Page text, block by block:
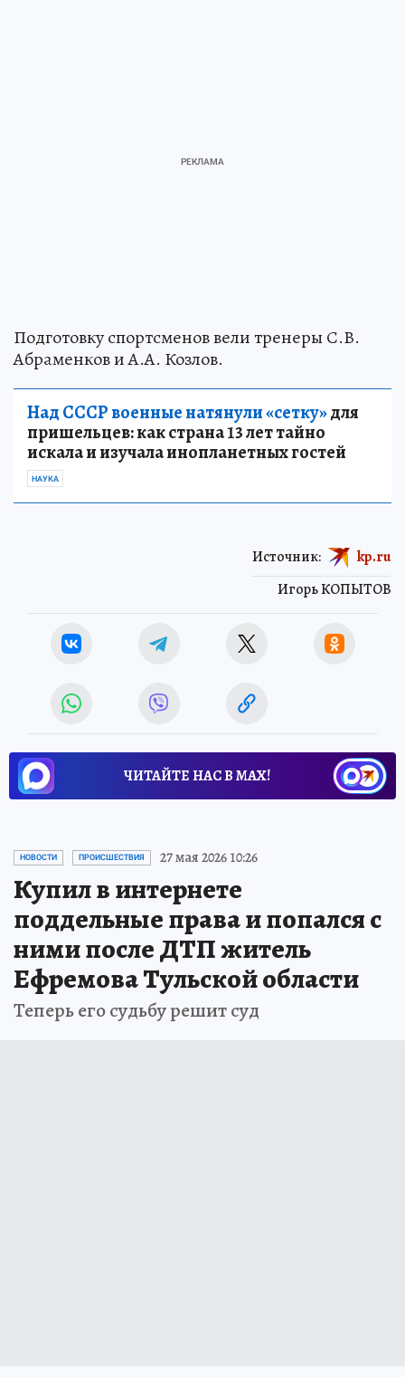
Подготовку спортсменов вели тренеры С.В.
Абраменков и А.А. Козлов.
Над СССР военные натянули «сетку»для
пришельцев: как страна 13 лет тайно
искала и изучала инопланетных гостей
НАУКА
Игорь КОПЫТОВ
Источник: kp.ru
ЧИТАЙТЕ НАС В МАХ!
НОВОСТИ ПРОИСШЕСТВИЯ 27 мая 2026 10:26
Купил в интернете
поддельные права и попался с
ними после ДТП житель
Ефремова Тульской области
Теперь его судьбу решит суд